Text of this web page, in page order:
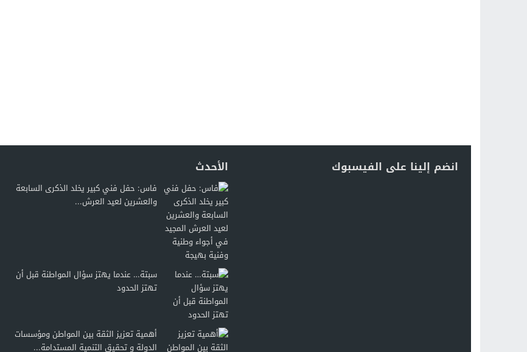
انضم إلينا على الفيسبوك الأحدث
فاس: حفل فني كبير يخلد الذكرى السابعة
والعشرين لعيد العرش...
سبتة… عندما يهتز سؤال المواطنة قبل أن
تهتز الحدود
أهمية تعزيز الثقة بين المواطن ومؤسسات
الدولة و تحقيق التنمية المستدامة...